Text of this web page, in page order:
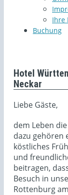
Ihre
Buchung
Hotel
Neckar
Liebe Gäste,
dem Leben
dazu gehören
köstliches
und
beitragen,
Besuch in
Rottenburg